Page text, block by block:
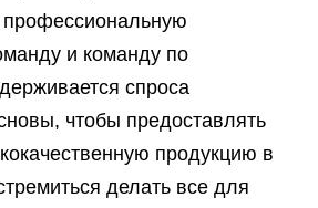
и команду по
спроса
чтобы предоставлять
продукцию в
делать все для